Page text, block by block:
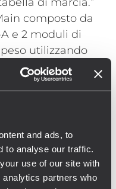
and ads, to
to analyse our traffic.
use of our site with
partners who
composto da
e 2 moduli di
utilizzando
Il sistema di
A e del HDL 30-
operatori. I 20
fronte palco in
un Curved End
la gittata in
di non